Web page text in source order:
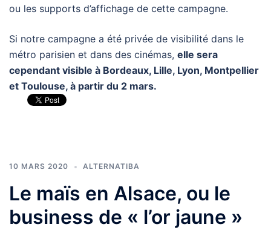
ou les supports d’affichage de cette campagne.
Si notre campagne a été privée de visibilité dans le
métro parisien et dans des cinémas, elle sera
cependant visible à Bordeaux, Lille, Lyon, Montpellier
et Toulouse, à partir du 2 mars.
10 MARS 2020 ALTERNATIBA
Le maïs en Alsace, ou le
business de « l’or jaune »